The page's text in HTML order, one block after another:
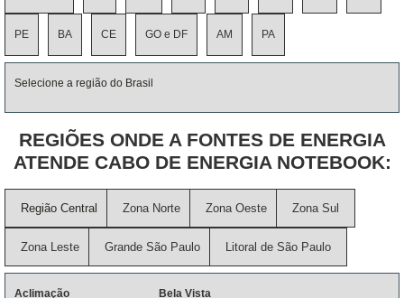
PE BA CE GO e DF AM PA
Selecione a região do Brasil
REGIÕES ONDE A FONTES DE ENERGIA
ATENDE CABO DE ENERGIA NOTEBOOK:
Região Central Zona Norte Zona Oeste Zona Sul
Zona Leste Grande São Paulo Litoral de São Paulo
Aclimação
Bela Vista